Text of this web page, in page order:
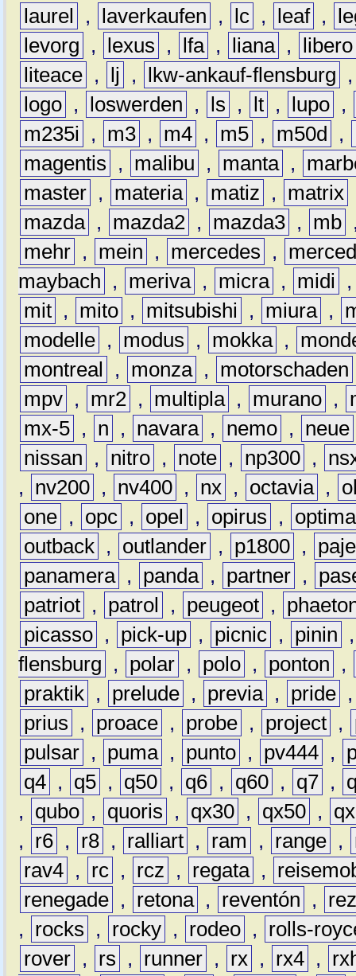
laurel
, laverkaufen , lc , leaf ,
levorg
, lexus , lfa , liana ,
libero
liteace , lj , lkw-ankauf-flensburg
logo , loswerden , ls , lt , lupo ,
m235i
, m3 , m4 , m5 , m50d ,
magentis
, malibu , manta ,
master , materia , matiz , matrix
mazda , mazda2 , mazda3 , mb
mehr , mein , mercedes ,
maybach
, meriva , micra , midi
mit , mito , mitsubishi , miura ,
modelle , modus , mokka ,
montreal
, monza , motorschaden
mpv , mr2 , multipla , murano ,
mx-5 , n , navara , nemo , neue
nissan
, nitro , note , np300 ,
,
nv200 , nv400 , nx , octavia ,
one , opc , opel , opirus ,
optima
outback , outlander , p1800 ,
panamera , panda , partner ,
patriot , patrol , peugeot ,
picasso , pick-up , picnic , pinin
flensburg
, polar , polo , ponton
,
praktik , prelude , previa , pride
prius
, proace , probe , project ,
pulsar , puma , punto , pv444 ,
q4 , q5 , q50 , q6 , q60 , q7 ,
,
qubo , quoris , qx30 , qx50 ,
,
r6 , r8 , ralliart , ram , range ,
rav4 , rc , rcz , regata ,
renegade , retona , reventón ,
,
rocks , rocky , rodeo ,
rolls-
rover , rs , runner , rx , rx4 ,